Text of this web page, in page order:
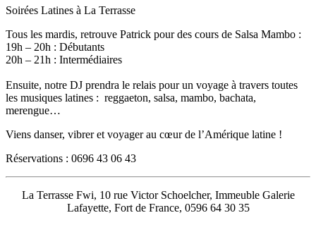
Soirées Latines à La Terrasse
Tous les mardis, retrouve Patrick pour des cours de Salsa Mambo :
19h – 20h : Débutants
20h – 21h : Intermédiaires
Ensuite, notre DJ prendra le relais pour un voyage à travers toutes
les musiques latines : reggaeton, salsa, mambo, bachata,
merengue…
Viens danser, vibrer et voyager au cœur de l’Amérique latine !
Réservations : 0696 43 06 43
La Terrasse Fwi, 10 rue Victor Schoelcher, Immeuble Galerie
Lafayette, Fort de France, 0596 64 30 35